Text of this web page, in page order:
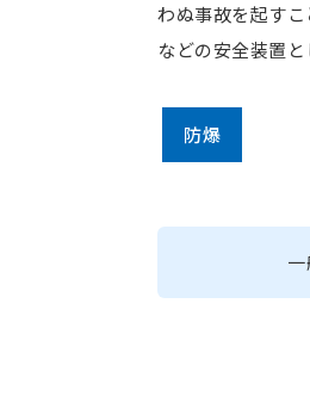
わぬ事故を起す
などの安全装置と
防爆